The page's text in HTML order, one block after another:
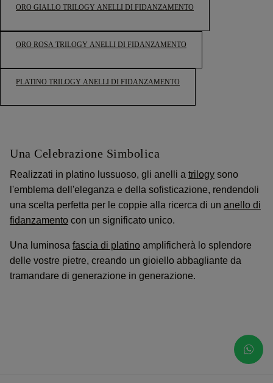
ORO GIALLO TRILOGY ANELLI DI FIDANZAMENTO
ORO ROSA TRILOGY ANELLI DI FIDANZAMENTO
PLATINO TRILOGY ANELLI DI FIDANZAMENTO
Una Celebrazione Simbolica
Realizzati in platino lussuoso, gli anelli a trilogy sono
l'emblema dell'eleganza e della sofisticazione, rendendoli
una scelta perfetta per le coppie alla ricerca di un anello di
fidanzamento con un significato unico.
Una luminosa fascia di platino amplificherà lo splendore
delle vostre pietre, creando un gioiello abbagliante da
tramandare di generazione in generazione.